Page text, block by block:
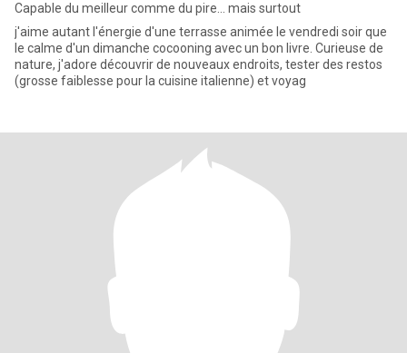
Capable du meilleur comme du pire... mais surtout
j'aime autant l'énergie d'une terrasse animée le vendredi soir que
le calme d'un dimanche cocooning avec un bon livre. Curieuse de
nature, j'adore découvrir de nouveaux endroits, tester des restos
(grosse faiblesse pour la cuisine italienne) et voyag